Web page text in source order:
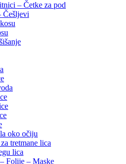
– Četke za pod
Češljevi
oko očiju
tretmane lica
lica
Folije – Maske